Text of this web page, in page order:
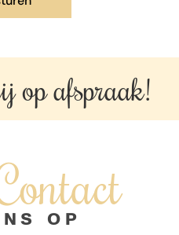
opafspraak!
OP